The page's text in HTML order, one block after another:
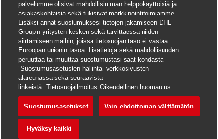
Hae tätä työpaikkaa
Tallenna työpaikka
palvelumme olisivat mahdollisimman helppokäyttöisiä ja
asiakaskohtaisia sekä tukisivat markkinointitoimiamme.
Lisäksi annat suostumuksesi tietojen jakamiseen DHL
Groupin yritysten kesken sekä tarvittaessa niiden
siirtämiseen maihin, joissa tietosuojan taso ei vastaa
Euroopan unionin tasoa. Lisätietoja sekä mahdollisuuden
peruuttaa tai muuttaa suostumustasi saat kohdasta
”Suostumusasetusten hallinta” verkkosivuston
alareunassa sekä seuraavista
linkeistä. Tietosuojailmoitus Oikeudellinen huomautus
Suostumusasetukset Vain ehdottoman välttämätön
Hyväksy kaikki